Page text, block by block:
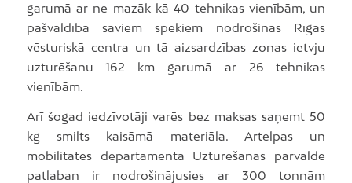
garumā ar ne mazāk kā 40 tehnikas vienībām, un
pašvaldība saviem spēkiem nodrošinās Rīgas
vēsturiskā centra un tā aizsardzības zonas ietvju
uzturēšanu 162 km garumā ar 26 tehnikas
vienībām.
Arī šogad iedzīvotāji varēs bez maksas saņemt 50
kg smilts kaisāmā materiāla. Ārtelpas un
mobilitātes departamenta Uzturēšanas pārvalde
patlaban ir nodrošinājusies ar 300 tonnām